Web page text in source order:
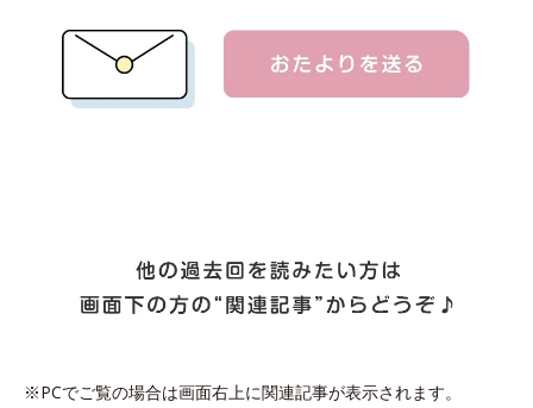
※PCでご覧の場合は画面右上に関連記事が表示されます。